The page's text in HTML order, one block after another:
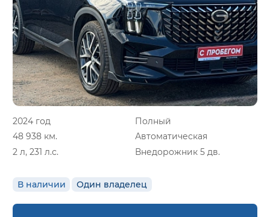
2024 год
Полный
48 938 км.
Автоматическая
2 л, 231 л.с.
Внедорожник 5 дв.
В наличии Один владелец